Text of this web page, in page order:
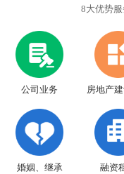
8大优势
公司业务 房地产
婚姻、继承 融资